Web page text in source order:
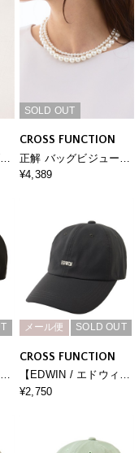
SOLD OUT
CROSS FUNCTION
正解 バッグビジュー２
連パールネックレス
¥4,389
メール便 SOLD OUT
CROSS FUNCTION
【EDWIN / エドウィ
ン】ワンポイント刺繍
¥2,750